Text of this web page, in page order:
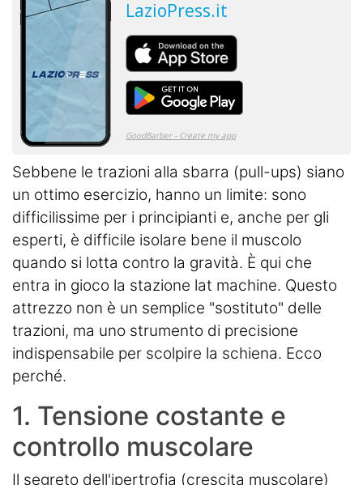
Sebbene le trazioni alla sbarra (pull-ups) siano
un ottimo esercizio, hanno un limite: sono
difficilissime per i principianti e, anche per gli
esperti, è difficile isolare bene il muscolo
quando si lotta contro la gravità. È qui che
entra in gioco la stazione lat machine. Questo
attrezzo non è un semplice "sostituto" delle
trazioni, ma uno strumento di precisione
indispensabile per scolpire la schiena. Ecco
perché.
1. Tensione costante e
controllo muscolare
Il segreto dell'ipertrofia (crescita muscolare)